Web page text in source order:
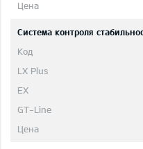
Система контроля